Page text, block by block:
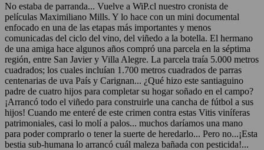
No estaba de parranda... Vuelve a WiP.cl nuestro cronista de
películas Maximiliano Mills. Y lo hace con un mini documental
enfocado en una de las etapas más importantes y menos
comunicadas del ciclo del vino, del viñedo a la botella. El hermano
de una amiga hace algunos años compró una parcela en la séptima
región, entre San Javier y Villa Alegre. La parcela traía 5.000 metros
cuadrados; los cuales incluían 1.700 metros cuadrados de parras
centenarias de uva País y Carignan... ¿Qué hizo este santiaguino
padre de cuatro hijos para completar su hogar soñado en el campo?
¡Arrancó todo el viñedo para construirle una cancha de fútbol a sus
hijos! Cuando me enteré de este crimen contra estas Vitis viníferas
patrimoniales, casi lo molí a palos... muchos daríamos una mano
para poder comprarlo o tener la suerte de heredarlo... Pero no...¡Esta
bestia sub-humana lo arrancó cuál maleza bañada con pesticida!...